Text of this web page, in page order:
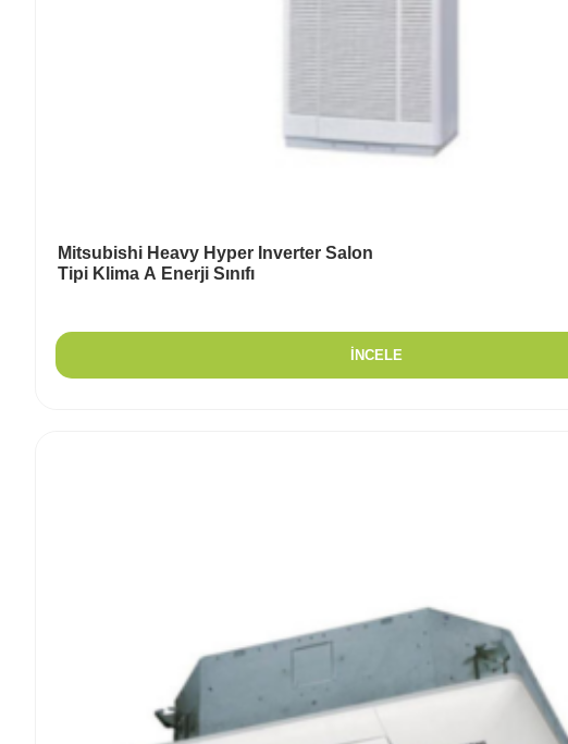
Mitsubishi Heavy Hyper Inverter Salon
Tipi Klima A Enerji Sınıfı
İNCELE